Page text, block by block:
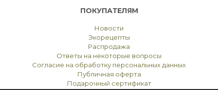
ПОКУПАТЕЛЯМ
Новости
Экорецепты
Распродажа
Ответы на некоторые вопросы
Согласие на обработку персональных данных
Публичная оферта
Подарочный сертификат